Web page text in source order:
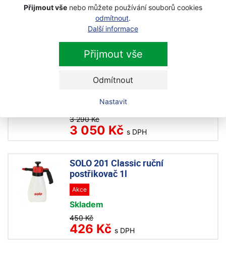
Přijmout vše nebo můžete používání souborů cookies
odmítnout.
Další informace
Přijmout vše
Odmítnout
Nastavit
Na objednávku
980 Kč s DPH
SOLO 206 EAZY Ruční aku
postřikovač
Skladem
3 290 Kč
3 050 Kč s DPH
SOLO 201 Classic ruční
postřikovač 1l
Akce
Skladem
450 Kč
426 Kč s DPH